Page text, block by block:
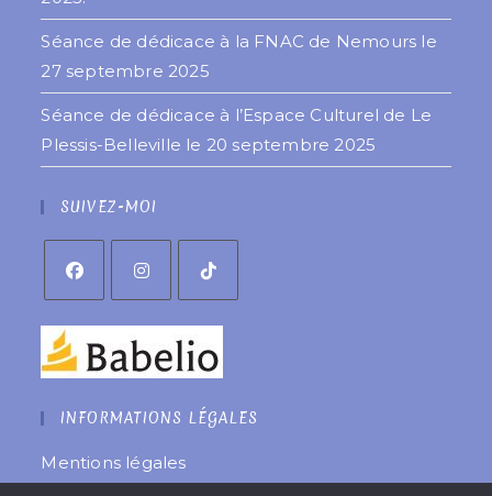
Séance de dédicace à la FNAC de Nemours le
27 septembre 2025
Séance de dédicace à l’Espace Culturel de Le
Plessis-Belleville le 20 septembre 2025
SUIVEZ-MOI
INFORMATIONS LÉGALES
Mentions légales